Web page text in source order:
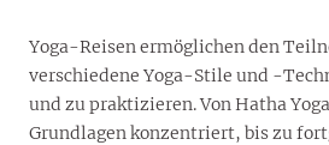
Yoga-Reisen ermöglichen den
verschiedene Yoga-Stile und -
und zu praktizieren. Von Hatha
Grundlagen konzentriert, bis zu